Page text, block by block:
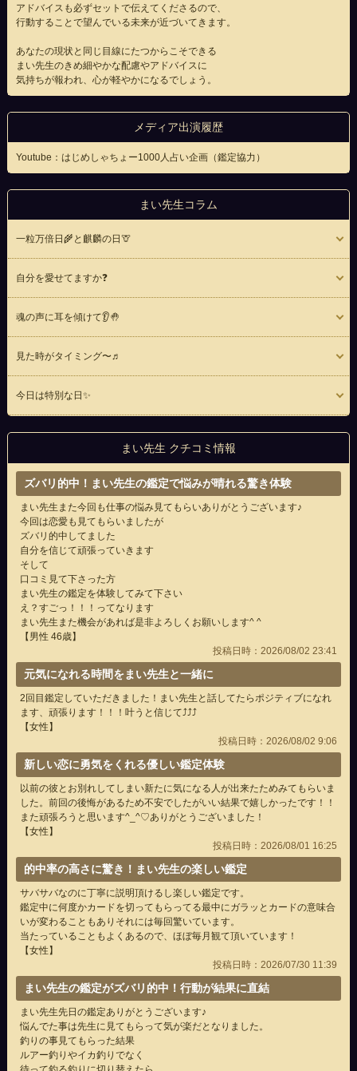
アドバイスも必ずセットで伝えてくださるので、
行動することで望んでいる未来が近づいてきます。
あなたの現状と同じ目線にたつからこそできる
まい先生のきめ細やかな配慮やアドバイスに
気持ちが報われ、心が軽やかになるでしょう。
メディア出演履歴
Youtube：はじめしゃちょー1000人占い企画（鑑定協力）
まい先生コラム
一粒万倍日🌾と麒麟の日🦒
自分を愛せてますか❓
魂の声に耳を傾けて👂🤚
見た時がタイミング〜♬
今日は特別な日✨
まい先生 クチコミ情報
ズバリ的中！まい先生の鑑定で悩みが晴れる驚き体験
まい先生また今回も仕事の悩み見てもらいありがとうございます♪
今回は恋愛も見てもらいましたが
ズバリ的中してました
自分を信じて頑張っていきます
そして
口コミ見て下さった方
まい先生の鑑定を体験してみて下さい
え？すごっ！！！ってなります
まい先生また機会があれば是非よろしくお願いします^ ^
【男性 46歳】
投稿日時：2026/08/02 23:41
元気になれる時間をまい先生と一緒に
2回目鑑定していただきました！まい先生と話してたらポジティブになれ
ます、頑張ります！！！叶うと信じて⤴⤴⤴
【女性】
投稿日時：2026/08/02 9:06
新しい恋に勇気をくれる優しい鑑定体験
以前の彼とお別れしてしまい新たに気になる人が出来たためみてもらいま
した。前回の後悔があるため不安でしたがいい結果で嬉しかったです！！
また頑張ろうと思います‎^_^♡ありがとうございました！
【女性】
投稿日時：2026/08/01 16:25
的中率の高さに驚き！まい先生の楽しい鑑定
サバサバなのに丁寧に説明頂けるし楽しい鑑定です。
鑑定中に何度かカードを切ってもらってる最中にガラッとカードの意味合
いが変わることもありそれには毎回驚いています。
当たっていることもよくあるので、ほぼ毎月観て頂いています！
【女性】
投稿日時：2026/07/30 11:39
まい先生の鑑定がズバリ的中！行動が結果に直結
まい先生先日の鑑定ありがとうございます♪
悩んでた事は先生に見てもらって気が楽だとなりました。
釣りの事見てもらった結果
ルアー釣りやイカ釣りでなく